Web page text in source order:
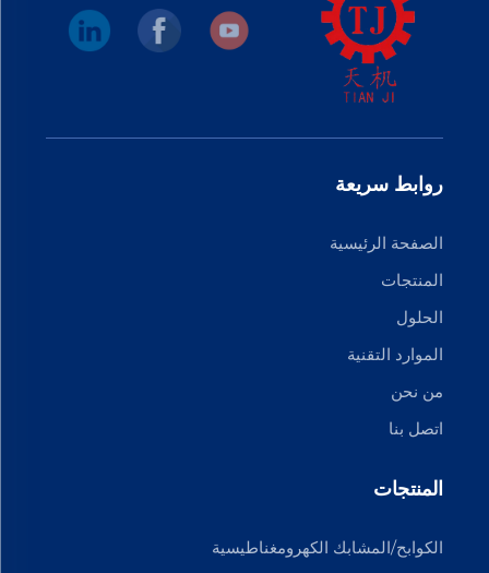
روابط سريعة
الصفحة الرئيسية
المنتجات
الحلول
الموارد التقنية
من نحن
اتصل بنا
المنتجات
الكوابح/المشابك الكهرومغناطيسية